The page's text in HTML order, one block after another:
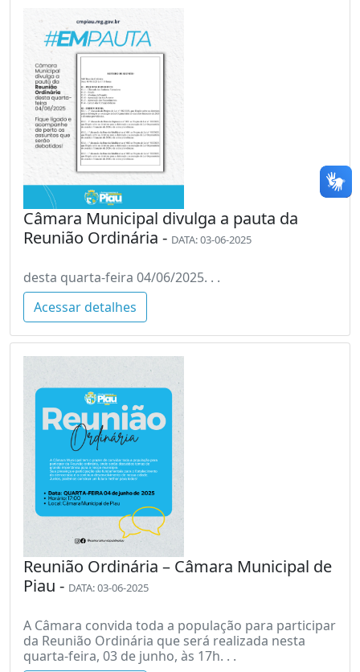
Câmara Municipal divulga a pauta da
Reunião Ordinária - DATA: 03-06-2025
desta quarta-feira 04/06/2025. . .
Acessar detalhes
Reunião Ordinária – Câmara Municipal de
Piau - DATA: 03-06-2025
A Câmara convida toda a população para participar
da Reunião Ordinária que será realizada nesta
quarta-feira, 03 de junho, às 17h. . .